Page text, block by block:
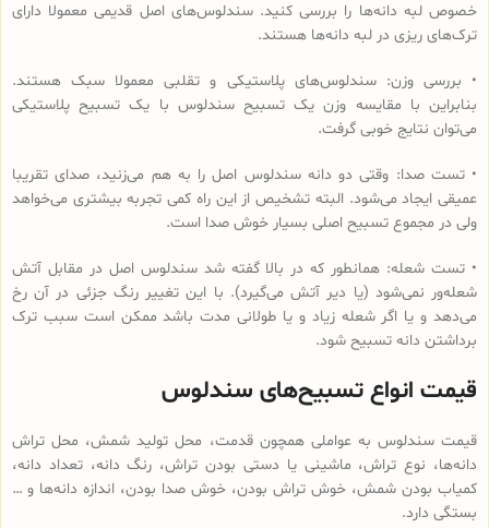
خصوص لبه دانه‌ها را بررسی کنید. سندلوس‌های اصل قدیمی معمولا دارای
ترک‌های ریزی در لبه دانه‌ها هستند.
• بررسی وزن: سندلوس‌های پلاستیکی و تقلبی معمولا سبک هستند.
بنابراین با مقایسه وزن یک تسبیح سندلوس با یک تسبیح پلاستیکی
می‌توان نتایج خوبی گرفت.
• تست صدا: وقتی دو دانه سندلوس اصل را به هم می‌زنید، صدای تقریبا
عمیقی ایجاد می‌شود. البته تشخیص از این راه کمی تجربه بیشتری می‌خواهد
ولی در مجموع تسبیح اصلی بسیار خوش صدا است.
• تست شعله: همانطور که در بالا گفته شد سندلوس اصل در مقابل آتش
شعله‌ور نمی‌شود (یا دیر آتش می‌گیرد). با این تغییر رنگ جزئی در آن رخ
می‌دهد و یا اگر شعله زیاد و یا طولانی مدت باشد ممکن است سبب ترک
برداشتن دانه تسبیح شود.
قیمت انواع تسبیح‌های سندلوس
قیمت سندلوس به عواملی همچون قدمت، محل تولید شمش، محل تراش
دانه‌ها، نوع تراش، ماشینی یا دستی بودن تراش، رنگ دانه، تعداد دانه،
کمیاب بودن شمش، خوش تراش بودن، خوش صدا بودن، اندازه دانه‌ها و …
بستگی دارد.